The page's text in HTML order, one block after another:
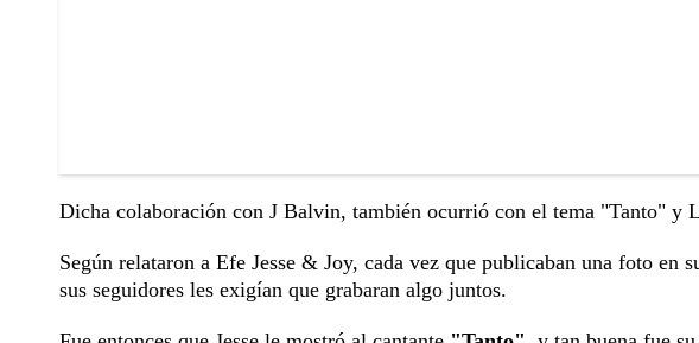
Dicha colaboración con J Balvin, también ocurrió con el tema "Tanto" y
Según relataron a Efe Jesse & Joy, cada vez que publicaban una foto en
sus seguidores les exigían que grabaran algo juntos.